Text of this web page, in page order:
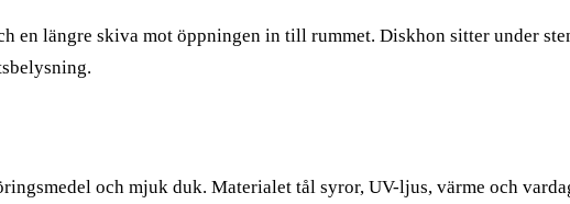
en längre skiva mot öppningen in till rummet. Diskhon sitter under
och mjuk duk. Materialet tål syror, UV-ljus, värme och